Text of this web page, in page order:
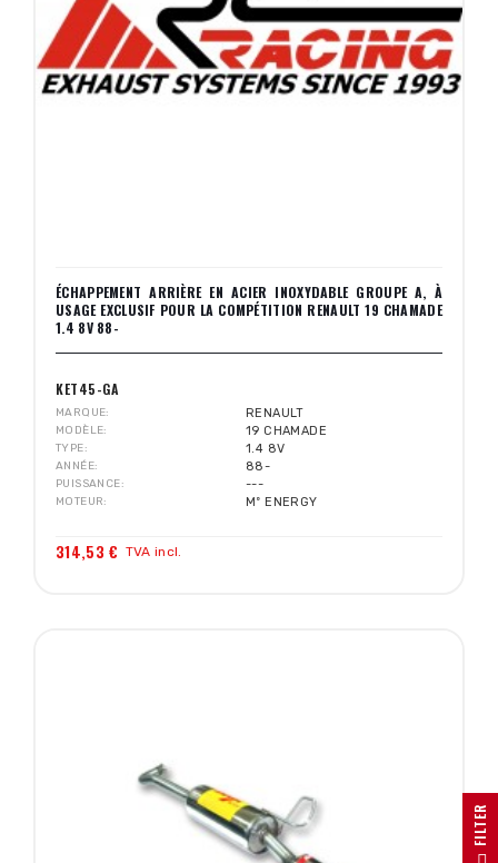
ÉCHAPPEMENT ARRIÈRE EN ACIER INOXYDABLE GROUPE A, À
USAGE EXCLUSIF POUR LA COMPÉTITION RENAULT 19 CHAMADE
1.4 8V 88-
KET45-GA
MARQUE RENAULT
MODÈLE 19 CHAMADE
TYPE 1.4 8V
ANNÉE 88-
PUISSANCE ---
MOTEUR Mº ENERGY
314,53 € TVA incl.
R